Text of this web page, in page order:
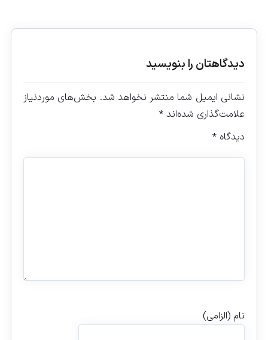
دیدگاهتان را بنویسید
نشانی ایمیل شما منتشر نخواهد شد. بخش‌های موردنیاز
علامت‌گذاری شده‌اند *
دیدگاه *
نام (الزامی)